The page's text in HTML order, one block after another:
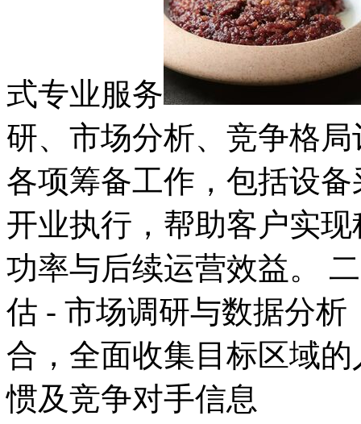
式专业服务
研、市场分析、竞争格
各项筹备工作，包括设
开业执行，帮助客户实
功率与后续运营效益。
估 - 市场调研与数据分
合，全面收集目标区域
惯及竞争对手信息